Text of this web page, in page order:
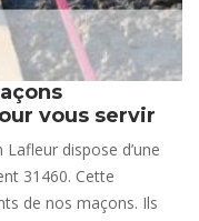
vous servir
dispose d’une
31460. Cette
de nos maçons. Ils